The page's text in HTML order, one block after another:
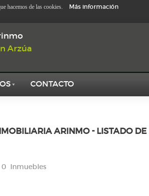
Arzúa
CONTACTO
ARINMO - LISTADO
Inmuebles
hacemos de las cookies. Más información